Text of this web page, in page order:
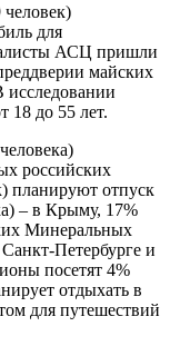
для
АСЦ пришли
майских
исследовании
18 до 55 лет.
российских
планируют отпуск
– в Крыму, 17%
Минеральных
Петербурге и
посетят 4%
отдыхать в
для путешествий